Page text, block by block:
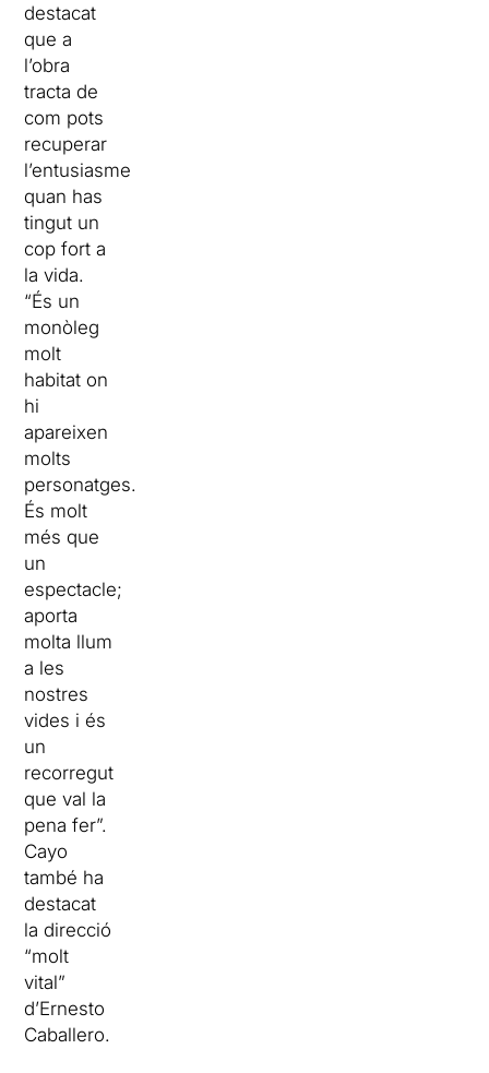
destacat
que a
l’obra
tracta de
com pots
recuperar
l’entusiasme
quan has
tingut un
cop fort a
la vida.
“És un
monòleg
molt
habitat on
hi
apareixen
molts
personatges.
És molt
més que
un
espectacle;
aporta
molta llum
a les
nostres
vides i és
un
recorregut
que val la
pena fer”.
Cayo
també ha
destacat
la direcció
“molt
vital”
d’Ernesto
Caballero.